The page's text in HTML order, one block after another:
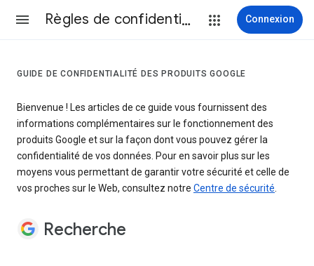
Règles de confidentialité et conditions d’utilisation Connexion
GUIDE DE CONFIDENTIALITÉ DES PRODUITS GOOGLE
Bienvenue ! Les articles de ce guide vous fournissent des
informations complémentaires sur le fonctionnement des
produits Google et sur la façon dont vous pouvez gérer la
confidentialité de vos données. Pour en savoir plus sur les
moyens vous permettant de garantir votre sécurité et celle de
vos proches sur le Web, consultez notre Centre de sécurité.
Recherche